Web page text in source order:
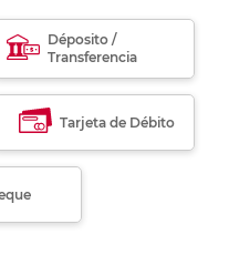
Déposito /
Transferencia
Tarjeta de Débito